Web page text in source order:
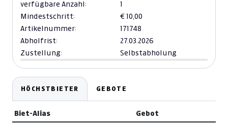
verfügbare Anzahl:
1
Mindestschritt:
€ 10,00
Artikelnummer:
171748
Abholfrist:
27.03.2026
Zustellung:
Selbstabholung
HÖCHSTBIETER GEBOTE
Biet-Alias Gebot